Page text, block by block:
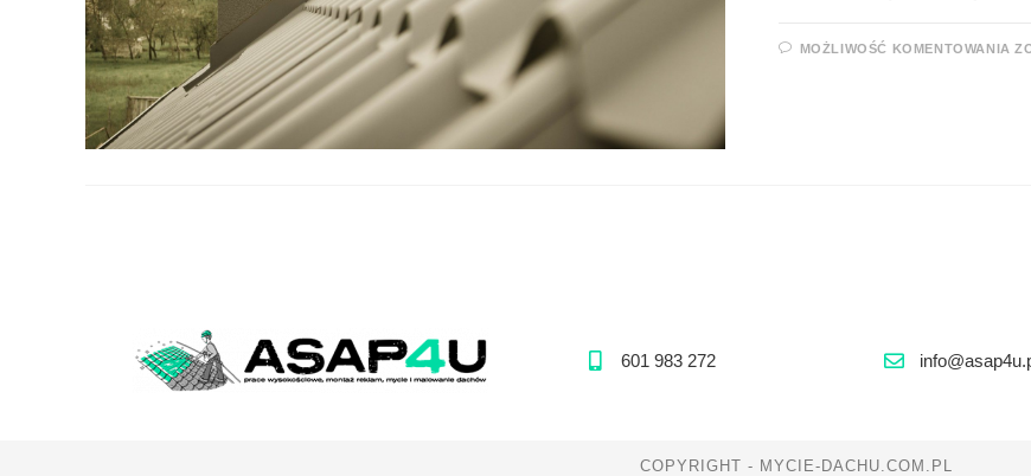
MOŻLIWOŚĆ KOMENTOWANIA
601 983 272
COPYRIGHT - MYCIE-DACHU.COM.PL